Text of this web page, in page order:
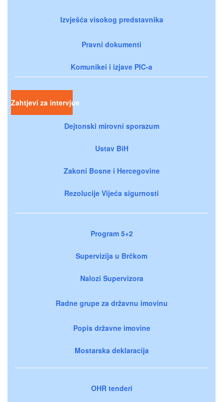
Izvješća visokog predstavnika
Pravni dokumenti
Komunikei i izjave PIC-a
Zahtjevi za intervjue
Dejtonski mirovni sporazum
Ustav BiH
Zakoni Bosne i Hercegovine
Rezolucije Vijeća sigurnosti
Program 5+2
Supervizija u Brčkom
Nalozi Supervizora
Radne grupe za državnu imovinu
Popis državne imovine
Mostarska deklaracija
OHR tenderi